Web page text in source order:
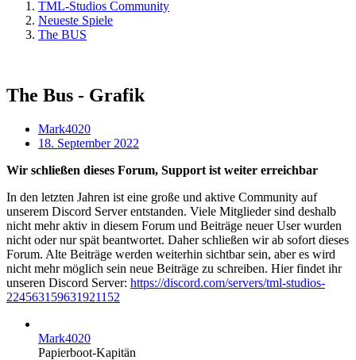
TML-Studios Community
Neueste Spiele
The BUS
The Bus - Grafik
Mark4020
18. September 2022
Wir schließen dieses Forum, Support ist weiter erreichbar
In den letzten Jahren ist eine große und aktive Community auf
unserem Discord Server entstanden. Viele Mitglieder sind deshalb
nicht mehr aktiv in diesem Forum und Beiträge neuer User wurden
nicht oder nur spät beantwortet. Daher schließen wir ab sofort dieses
Forum. Alte Beiträge werden weiterhin sichtbar sein, aber es wird
nicht mehr möglich sein neue Beiträge zu schreiben. Hier findet ihr
unseren Discord Server: https://discord.com/servers/tml-studios-
224563159631921152
Mark4020
Papierboot-Kapitän